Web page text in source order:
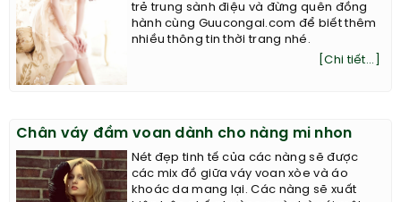
trẻ trung sành điệu và đừng quên đồng
hành cùng Guucongai.com để biết thêm
nhiều thông tin thời trang nhé.
[Chi tiết...]
Chân váy đầm voan dành cho nàng mi nhon
Nét đẹp tinh tế của các nàng sẽ được
các mix đồ giữa váy voan xòe và áo
khoác da mang lại. Các nàng sẽ xuất